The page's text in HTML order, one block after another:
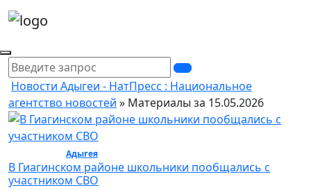
Новости Адыгеи - НатПресс : Национальное
агентство новостей » Материалы за 15.05.2026
Адыгея/ Общество
В Гиагинском районе школьники пообщались с
участником СВО